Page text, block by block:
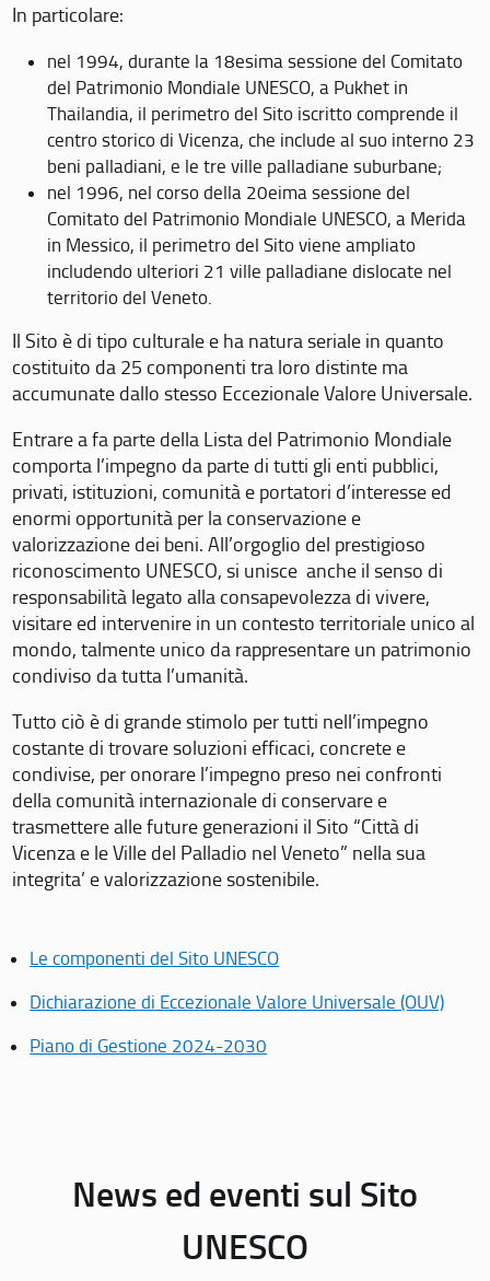
In particolare:
nel 1994, durante la 18esima sessione del Comitato
del Patrimonio Mondiale UNESCO, a Pukhet in
Thailandia, il perimetro del Sito iscritto comprende il
centro storico di Vicenza, che include al suo interno 23
beni palladiani, e le tre ville palladiane suburbane;
nel 1996, nel corso della 20eima sessione del
Comitato del Patrimonio Mondiale UNESCO, a Merida
in Messico, il perimetro del Sito viene ampliato
includendo ulteriori 21 ville palladiane dislocate nel
territorio del Veneto.
Il Sito è di tipo culturale e ha natura seriale in quanto
costituito da 25 componenti tra loro distinte ma
accumunate dallo stesso Eccezionale Valore Universale.
Entrare a fa parte della Lista del Patrimonio Mondiale
comporta l’impegno da parte di tutti gli enti pubblici,
privati, istituzioni, comunità e portatori d’interesse ed
enormi opportunità per la conservazione e
valorizzazione dei beni. All’orgoglio del prestigioso
riconoscimento UNESCO, si unisce anche il senso di
responsabilità legato alla consapevolezza di vivere,
visitare ed intervenire in un contesto territoriale unico al
mondo, talmente unico da rappresentare un patrimonio
condiviso da tutta l’umanità.
Tutto ciò è di grande stimolo per tutti nell’impegno
costante di trovare soluzioni efficaci, concrete e
condivise, per onorare l’impegno preso nei confronti
della comunità internazionale di conservare e
trasmettere alle future generazioni il Sito “Città di
Vicenza e le Ville del Palladio nel Veneto” nella sua
integrita’ e valorizzazione sostenibile.
Le componenti del Sito UNESCO
Dichiarazione di Eccezionale Valore Universale (OUV)
Piano di Gestione 2024-2030
News ed eventi sul Sito
UNESCO